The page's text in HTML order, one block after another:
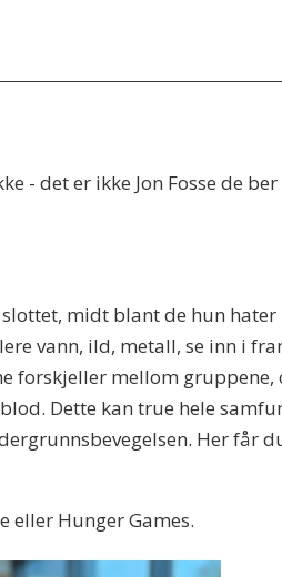
- det er ikke Jon Fosse de
midt blant de hun
vann, ild, metall, se inn i
forskjeller mellom
Dette kan true hele
Her får
eller Hunger Games.